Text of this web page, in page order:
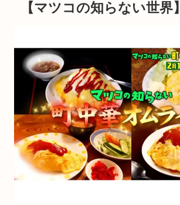
【マツコの知らない世界】